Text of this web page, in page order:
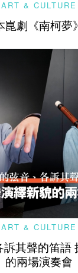
ART & CULTURE
劇《南柯夢
ART & CULTURE
其聲的笛語
的兩場演奏會